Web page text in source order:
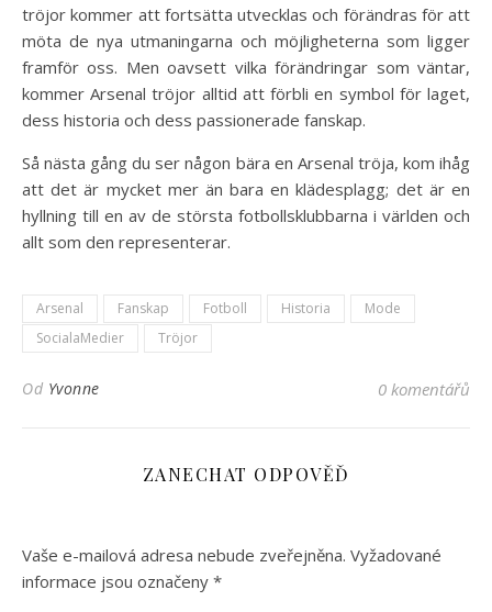
tröjor kommer att fortsätta utvecklas och förändras för att
möta de nya utmaningarna och möjligheterna som ligger
framför oss. Men oavsett vilka förändringar som väntar,
kommer Arsenal tröjor alltid att förbli en symbol för laget,
dess historia och dess passionerade fanskap.
Så nästa gång du ser någon bära en Arsenal tröja, kom ihåg
att det är mycket mer än bara en klädesplagg; det är en
hyllning till en av de största fotbollsklubbarna i världen och
allt som den representerar.
Arsenal Fanskap Fotboll Historia
Mode
SocialaMedier
Tröjor
Od Yvonne 0 komentářů
ZANECHAT ODPOVĚĎ
Vaše e-mailová adresa nebude zveřejněna. Vyžadované
informace jsou označeny *